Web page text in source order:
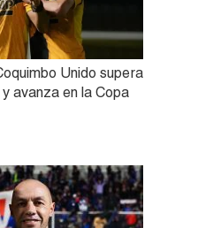
Unido supera
avanza en la Copa